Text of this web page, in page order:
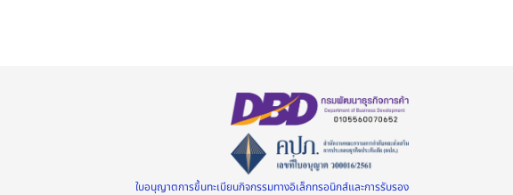
ใบอนุญาตการขึ้นทะเบียนกิจกรรมทางอิเล็กทรอนิกส์และการรับรอง